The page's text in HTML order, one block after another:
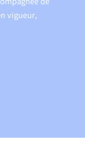
de
vigueur,